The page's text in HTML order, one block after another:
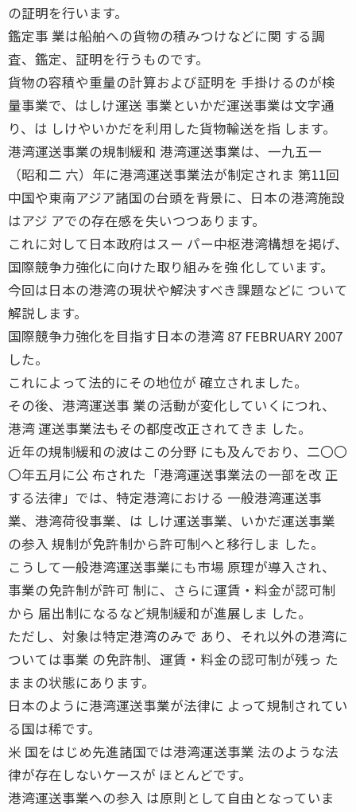
の証明を行います。
鑑定事 業は船舶への貨物の積みつけなどに関 する調
査、鑑定、証明を行うものです。
貨物の容積や重量の計算および証明を 手掛けるのが検
量事業で、はしけ運送 事業といかだ運送事業は文字通
り、は しけやいかだを利用した貨物輸送を指 します。
港湾運送事業の規制緩和 港湾運送事業は、一九五一
（昭和二 六）年に港湾運送事業法が制定されま 第11回
中国や東南アジア諸国の台頭を背景に、日本の港湾施設
はアジ アでの存在感を失いつつあります。
これに対して日本政府はスー パー中枢港湾構想を掲げ、
国際競争力強化に向けた取り組みを強 化しています。
今回は日本の港湾の現状や解決すべき課題などに ついて
解説します。
国際競争力強化を目指す日本の港湾 87 FEBRUARY 2007
した。
これによって法的にその地位が 確立されました。
その後、港湾運送事 業の活動が変化していくにつれ、
港湾 運送事業法もその都度改正されてきま した。
近年の規制緩和の波はこの分野 にも及んでおり、二〇〇
〇年五月に公 布された「港湾運送事業法の一部を改 正
する法律」では、特定港湾における 一般港湾運送事
業、港湾荷役事業、は しけ運送事業、いかだ運送事業
の参入 規制が免許制から許可制へと移行しま した。
こうして一般港湾運送事業にも市場 原理が導入され、
事業の免許制が許可 制に、さらに運賃・料金が認可制
から 届出制になるなど規制緩和が進展しま した。
ただし、対象は特定港湾のみで あり、それ以外の港湾に
ついては事業 の免許制、運賃・料金の認可制が残っ た
ままの状態にあります。
日本のように港湾運送事業が法律に よって規制されてい
る国は稀です。
米 国をはじめ先進諸国では港湾運送事業 法のような法
律が存在しないケースが ほとんどです。
港湾運送事業への参入 は原則として自由となっていま